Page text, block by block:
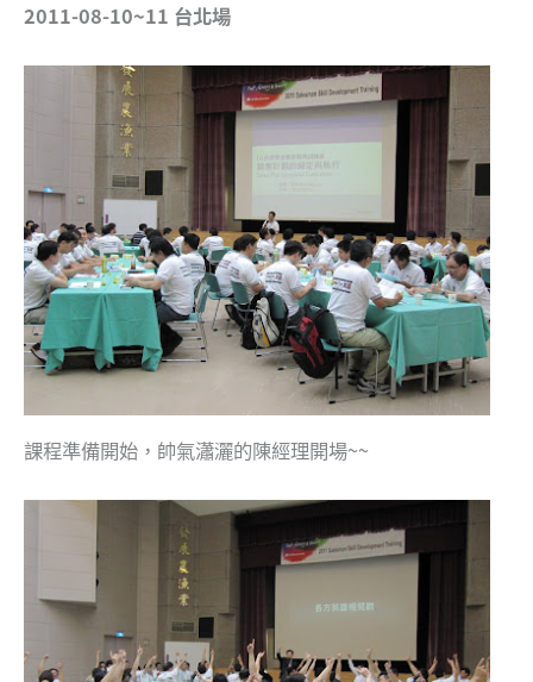
2011-08-10~11 台北場
課程準備開始，帥氣瀟灑的陳經理開場~~